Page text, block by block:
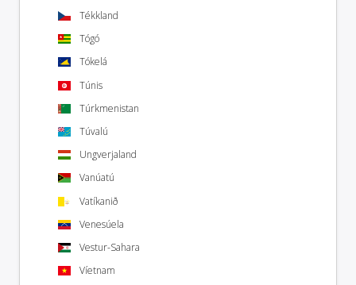
Tékkland
Tógó
Tókelá
Túnis
Túrkmenistan
Túvalú
Ungverjaland
Vanúatú
Vatíkanið
Venesúela
Vestur-Sahara
Víetnam